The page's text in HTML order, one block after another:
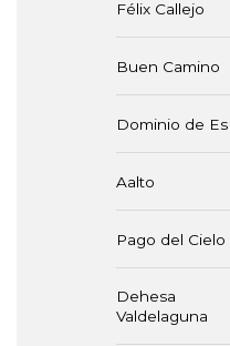
Félix Callejo
Buen Camino
Dominio de Es
Aalto
Pago del Cielo
Dehesa
Valdelaguna